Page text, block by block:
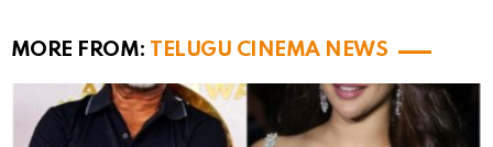
MORE FROM: TELUGU CINEMA NEWS